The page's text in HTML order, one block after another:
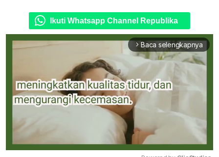
Ikuti Whatsapp Channel Republika
arrow_forward_ios Baca selengkapnya